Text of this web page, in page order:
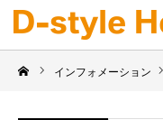
インフォメーション